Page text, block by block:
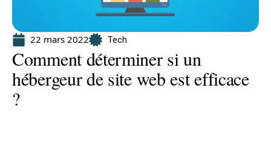
22 mars 2022 Tech
Comment déterminer si un
hébergeur de site web est efficace
?